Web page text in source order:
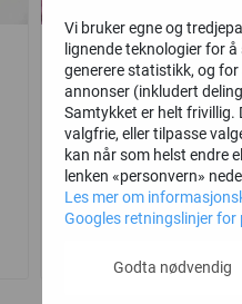
Skjerf, 180x70 cm,
177,-
Kjøp
Vi bruker egne og
lignende teknologier for
generere statistikk, og
annonser (inkludert
Samtykket er helt frivillig.
valgfrie, eller tilpasse
kan når som helst endre
lenken «personvern»
Les mer om
Googles retningslinjer for
Godta nødvendig